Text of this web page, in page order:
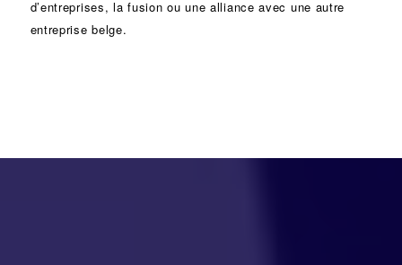
d’entreprises, lafusion ou unealliance avec une autre
entreprise belge.